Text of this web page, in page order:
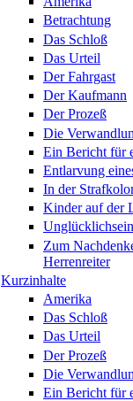
Betrachtung
Das Schloß
Das Urteil
Der Fahrgast
Der Kaufmann
Der Prozeß
Die
Ein Bericht für
Entlarvung
In der
Kinder auf der
Unglücklichsein
Zum
Herrenreiter
Kurzinhalte
Amerika
Das Schloß
Das Urteil
Der Prozeß
Die
Ein Bericht für